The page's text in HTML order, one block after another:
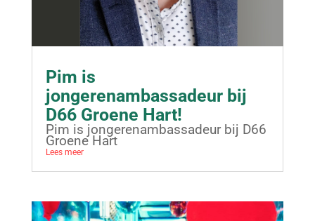
Pim is
jongerenambassadeur bij
D66 Groene Hart!
Pim is jongerenambassadeur bij D66
Groene Hart
Lees meer